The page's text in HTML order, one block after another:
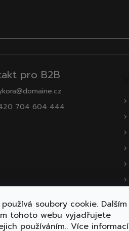
soubory cookie. Dalším
tohoto webu vyjadřujete
používáním.. Více informací
pro B2B
704 604 444